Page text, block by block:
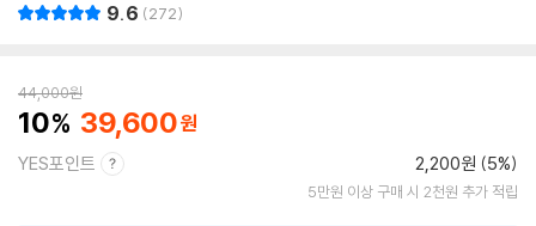
9.6 272
44,000원
10 39,600
YES포인트 2,200원 (5%)
5만원 이상 구매 시 2천원 추가 적립